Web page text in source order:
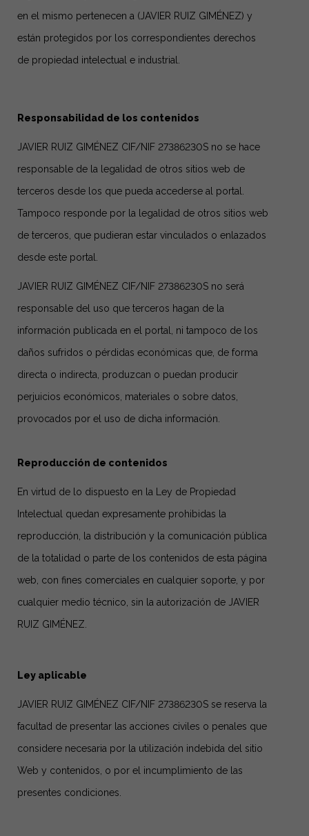
en el mismo pertenecen a (JAVIER RUIZ GIMÉNEZ) y
están protegidos por los correspondientes derechos
de propiedad intelectual e industrial.
Responsabilidad de los contenidos
JAVIER RUIZ GIMÉNEZ CIF/NIF 27386230S no se hace
responsable de la legalidad de otros sitios web de
terceros desde los que pueda accederse al portal.
Tampoco responde por la legalidad de otros sitios web
de terceros, que pudieran estar vinculados o enlazados
desde este portal.
JAVIER RUIZ GIMÉNEZ CIF/NIF 27386230S no será
responsable del uso que terceros hagan de la
información publicada en el portal, ni tampoco de los
daños sufridos o pérdidas económicas que, de forma
directa o indirecta, produzcan o puedan producir
perjuicios económicos, materiales o sobre datos,
provocados por el uso de dicha información.
Reproducción de contenidos
En virtud de lo dispuesto en la Ley de Propiedad
Intelectual quedan expresamente prohibidas la
reproducción, la distribución y la comunicación pública
de la totalidad o parte de los contenidos de esta página
web, con fines comerciales en cualquier soporte, y por
cualquier medio técnico, sin la autorización de JAVIER
RUIZ GIMÉNEZ.
Ley aplicable
JAVIER RUIZ GIMÉNEZ CIF/NIF 27386230S se reserva la
facultad de presentar las acciones civiles o penales que
considere necesaria por la utilización indebida del sitio
Web y contenidos, o por el incumplimiento de las
presentes condiciones.